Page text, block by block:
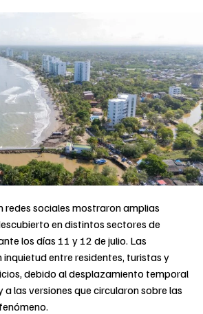
redes sociales mostraron amplias
en distintos sectores de
los días 11 y 12 de julio. Las
inquietud entre residentes, turistas y
debido al desplazamiento temporal
a las versiones que circularon sobre las